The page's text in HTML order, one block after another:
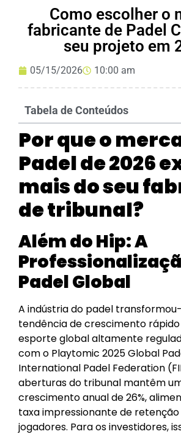
Como escolher o
fabricante de Padel
seu projeto em
05/15/2026 10:00 am
Tabela de Conteúdos
Por que o
Padel de 2026
mais do seu
de tribunal?
Além do Hip: A
Padel Global
A indústria do padel
tendência de crescimento
esporte global altamente
com o Playtomic 2025 Global
International Padel Federation
aberturas do tribunal mantêm
crescimento anual de 26%,
taxa impressionante de retenção
jogadores. Para os investidores,